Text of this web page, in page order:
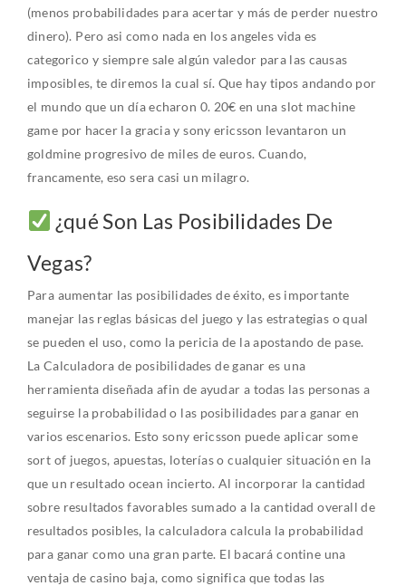
(menos probabilidades para acertar y más de perder nuestro
dinero). Pero asi como nada en los angeles vida es
categorico y siempre sale algún valedor para las causas
imposibles, te diremos la cual sí. Que hay tipos andando por
el mundo que un día echaron 0. 20€ en una slot machine
game por hacer la gracia y sony ericsson levantaron un
goldmine progresivo de miles de euros. Cuando,
francamente, eso sera casi un milagro.
¿qué Son Las Posibilidades De
Vegas?
Para aumentar las posibilidades de éxito, es importante
manejar las reglas básicas del juego y las estrategias o qual
se pueden el uso, como la pericia de la apostando de pase.
La Calculadora de posibilidades de ganar es una
herramienta diseñada afin de ayudar a todas las personas a
seguirse la probabilidad o las posibilidades para ganar en
varios escenarios. Esto sony ericsson puede aplicar some
sort of juegos, apuestas, loterías o cualquier situación en la
que un resultado ocean incierto. Al incorporar la cantidad
sobre resultados favorables sumado a la cantidad overall de
resultados posibles, la calculadora calcula la probabilidad
para ganar como una gran parte. El bacará contine una
ventaja de casino baja, como significa que todas las